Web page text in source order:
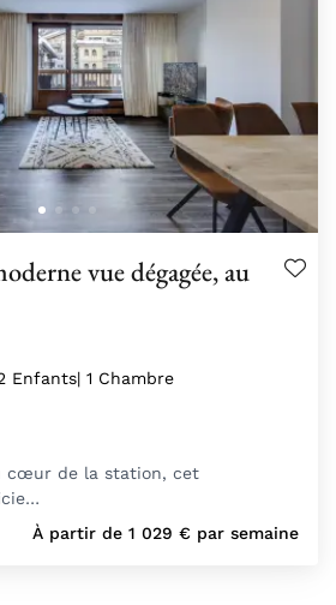
vue dégagée, au
Enfants| 1 Chambre
cœur de la station, cet
À partir de 1 029 € par semaine